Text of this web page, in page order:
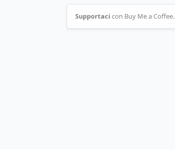
Supportaci con Buy Me a Coffee.